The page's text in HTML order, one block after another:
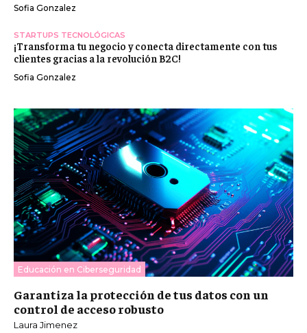
Sofia Gonzalez
STARTUPS TECNOLÓGICAS
¡Transforma tu negocio y conecta directamente con tus
clientes gracias a la revolución B2C!
Sofia Gonzalez
Educación en Ciberseguridad
Garantiza la protección de tus datos con un
control de acceso robusto
Laura Jimenez